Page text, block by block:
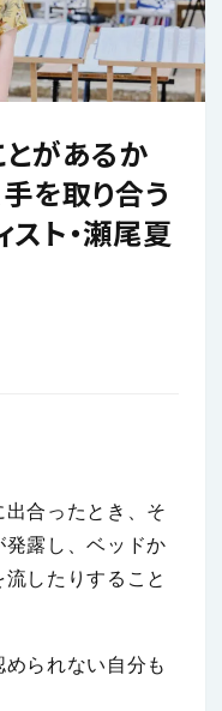
とがあるか
手を取り合う
スト・瀬尾夏
合ったとき、そ
発露し、ベッドか
したりすること
られない自分も